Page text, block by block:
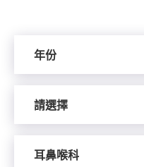
年份
請選擇
耳鼻喉科